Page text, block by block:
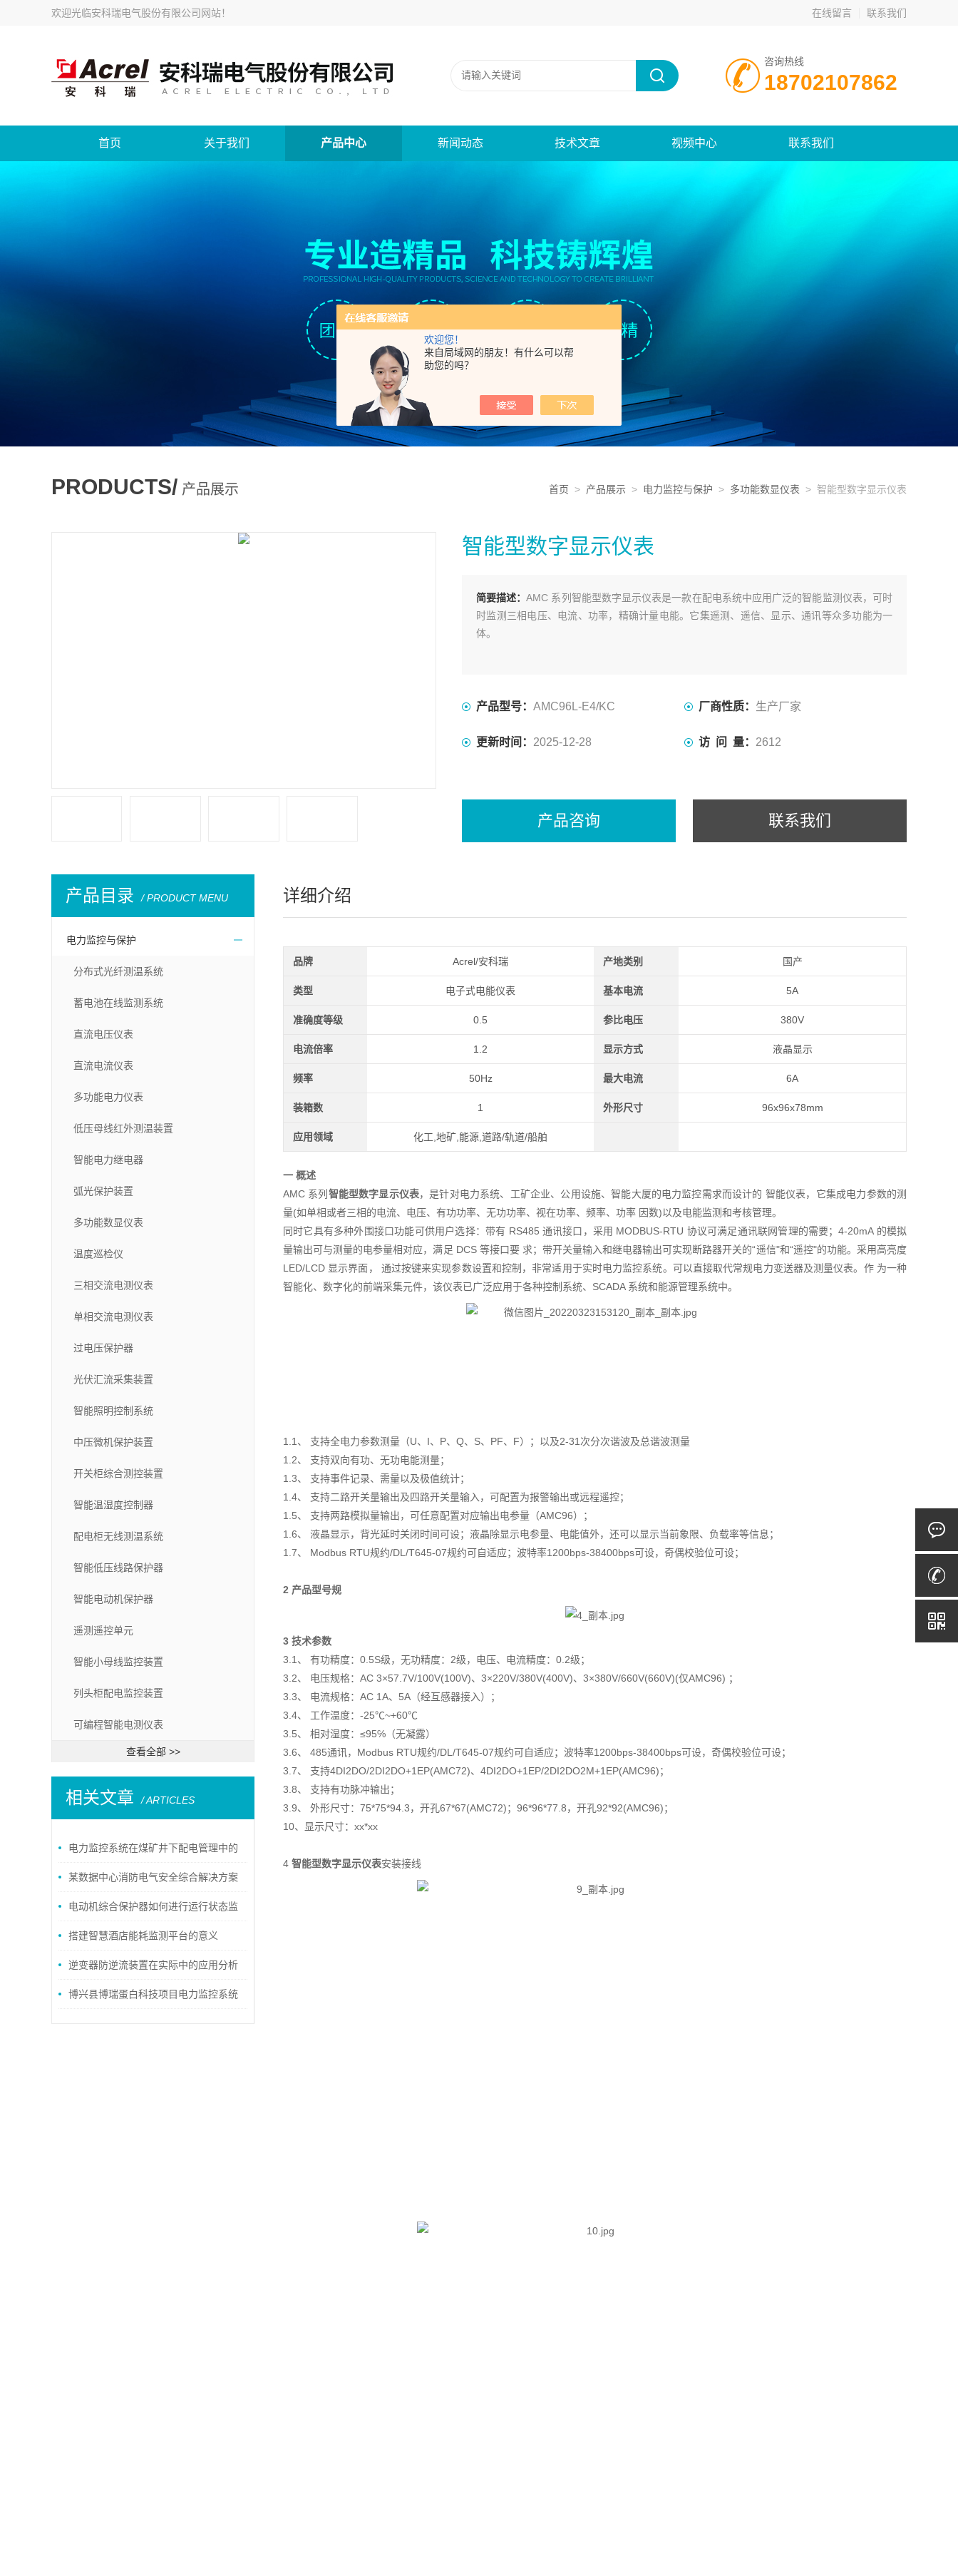
欢迎您！
来自局域网的朋友！有什么可以帮
助您的吗？
欢迎光临安科瑞电气股份有限公司网站！ 在线留言 联系我们
咨询热线
18702107862
首页 关于我们 产品中心 新闻动态 技术文章 视频中心 联系我们
PRODUCTS/ 产品展示 首页 > 产品展示 > 电力监控与保护 > 多功能数显仪表 > 智能型数字显示仪表
智能型数字显示仪表
简要描述：AMC 系列智能型数字显示仪表是一款在配电系统中应用广泛的智能监测仪表，可时
时监测三相电压、电流、功率，精确计量电能。它集遥测、遥信、显示、通讯等众多功能为一
体。
产品型号： AMC96L-E4/KC 厂商性质： 生产厂家
更新时间： 2025-12-28 访 问 量： 2612
产品咨询 联系我们
产品目录 / PRODUCT MENU
电力监控与保护
分布式光纤测温系统
蓄电池在线监测系统
直流电压仪表
直流电流仪表
多功能电力仪表
低压母线红外测温装置
智能电力继电器
弧光保护装置
多功能数显仪表
温度巡检仪
三相交流电测仪表
单相交流电测仪表
过电压保护器
光伏汇流采集装置
智能照明控制系统
中压微机保护装置
开关柜综合测控装置
智能温湿度控制器
配电柜无线测温系统
智能低压线路保护器
智能电动机保护器
遥测遥控单元
智能小母线监控装置
列头柜配电监控装置
可编程智能电测仪表
查看全部 >>
相关文章 / ARTICLES
电力监控系统在煤矿井下配电管理中的
设计与应用
某数据中心消防电气安全综合解决方案
电动机综合保护器如何进行运行状态监
测和诊断？
搭建智慧酒店能耗监测平台的意义
逆变器防逆流装置在实际中的应用分析
博兴县博瑞蛋白科技项目电力监控系统
详细介绍
品牌 Acrel/安科瑞 产地类别 国产
类型 电子式电能仪表 基本电流 5A
准确度等级 0.5 参比电压 380V
电流倍率 1.2 显示方式 液晶显示
频率 50Hz 最大电流 6A
装箱数 1 外形尺寸 96x96x78mm
应用领域 化工,地矿,能源,道路/轨道/船舶
一 概述
AMC 系列 智能型数字显示仪表，是针对电力系统、工矿企业、公用设施、智能大厦的电力监控需求而设计的 智能仪表，它集成电力参数的测
量(如单相或者三相的电流、电压、有功功率、无功功率、视在功率、频率、功率 因数)以及电能监测和考核管理。
同时它具有多种外围接口功能可供用户选择：带有 RS485 通讯接口，采用 MODBUS-RTU 协议可满足通讯联网管理的需要；4-20mA 的模拟
量输出可与测量的电参量相对应，满足 DCS 等接口要 求；带开关量输入和继电器输出可实现断路器开关的“遥信"和“遥控"的功能。采用高亮度
LED/LCD 显示界面， 通过按键来实现参数设置和控制，非常适用于实时电力监控系统。可以直接取代常规电力变送器及测量仪表。作 为一种
智能化、数字化的前端采集元件，该仪表已广泛应用于各种控制系统、SCADA 系统和能源管理系统中。
1.1、 支持全电力参数测量（U、I、P、Q、S、PF、F）；以及2-31次分次谐波及总谐波测量
1. 2、 支持双向有功、无功电能测量；
1. 3、 支持事件记录、需量以及极值统计；
1. 4、 支持二路开关量输出及四路开关量输入，可配置为报警输出或远程遥控；
1. 5、 支持两路模拟量输出，可任意配置对应输出电参量（AMC96）；
1. 6、 液晶显示，背光延时关闭时间可设；液晶除显示电参量、电能值外，还可以显示当前象限、负载率等信息；
1. 7、 Modbus RTU规约/DL/T645-07规约可自适应；波特率1200bps-38400bps可设，奇偶校验位可设；
2 产品型号规
3 技术参数
3.1、 有功精度：0.5S级，无功精度：2级，电压、电流精度：0.2级；
3.2、 电压规格：AC 3×57.7V/100V(100V)、3×220V/380V(400V)、3×380V/660V(660V)(仅AMC96) ；
3. 3、 电流规格：AC 1A、5A（经互感器接入）；
3. 4、 工作温度：-25℃~+60℃
3. 5、 相对湿度：≤95℅（无凝露）
3. 6、 485通讯，Modbus RTU规约/DL/T645-07规约可自适应；波特率1200bps-38400bps可设，奇偶校验位可设；
3. 7、 支持4DI2DO/2DI2DO+1EP(AMC72)、4DI2DO+1EP/2DI2DO2M+1EP(AMC96)；
3. 8、 支持有功脉冲输出；
3. 9、 外形尺寸：75*75*94.3，开孔67*67(AMC72)；96*96*77.8，开孔92*92(AMC96)；
10、显示尺寸：xx*xx
4 智能型数字显示仪表安装接线